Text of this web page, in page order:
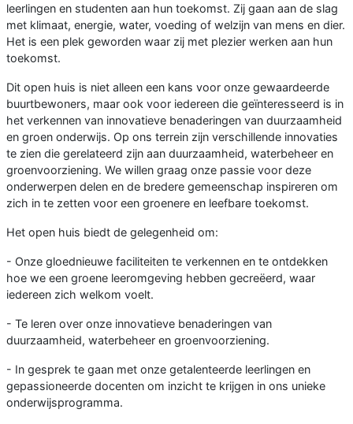
leerlingen en studenten aan hun toekomst. Zij gaan aan de slag
met klimaat, energie, water, voeding of welzijn van mens en dier.
Het is een plek geworden waar zij met plezier werken aan hun
toekomst.
Dit open huis is niet alleen een kans voor onze gewaardeerde
buurtbewoners, maar ook voor iedereen die geïnteresseerd is in
het verkennen van innovatieve benaderingen van duurzaamheid
en groen onderwijs. Op ons terrein zijn verschillende innovaties
te zien die gerelateerd zijn aan duurzaamheid, waterbeheer en
groenvoorziening. We willen graag onze passie voor deze
onderwerpen delen en de bredere gemeenschap inspireren om
zich in te zetten voor een groenere en leefbare toekomst.
Het open huis biedt de gelegenheid om:
- Onze gloednieuwe faciliteiten te verkennen en te ontdekken
hoe we een groene leeromgeving hebben gecreëerd, waar
iedereen zich welkom voelt.
- Te leren over onze innovatieve benaderingen van
duurzaamheid, waterbeheer en groenvoorziening.
- In gesprek te gaan met onze getalenteerde leerlingen en
gepassioneerde docenten om inzicht te krijgen in ons unieke
onderwijsprogramma.